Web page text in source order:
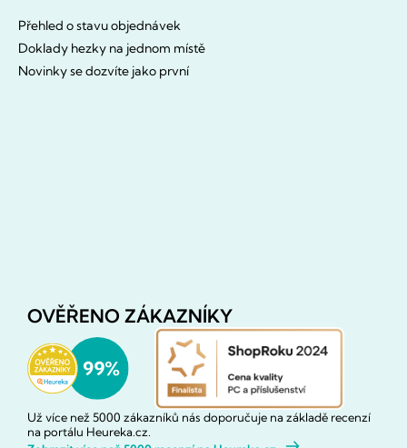
Přehled o stavu objednávek
Doklady hezky na jednom místě
Novinky se dozvíte jako první
OVĚŘENO ZÁKAZNÍKY
Už více než 5000 zákazníků nás doporučuje na základě recenzí
na portálu Heureka.cz.